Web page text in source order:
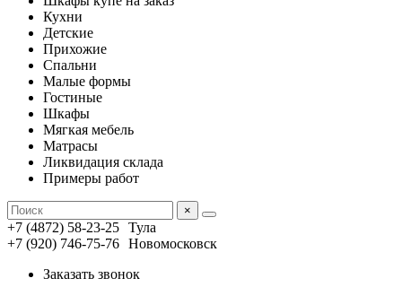
Кухни
Детские
Прихожие
Спальни
Малые формы
Гостиные
Шкафы
Мягкая мебель
Матрасы
Ликвидация склада
Примеры работ
×
+7 (4872) 58-23-25 Тула
+7 (920) 746-75-76 Новомосковск
Заказать звонок